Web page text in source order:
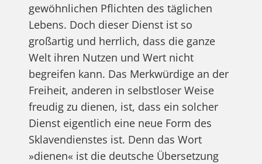
gewöhnlichen Pflichten des täglichen
Lebens. Doch dieser Dienst ist so
großartig und herrlich, dass die ganze
Welt ihren Nutzen und Wert nicht
begreifen kann. Das Merkwürdige an der
Freiheit, anderen in selbstloser Weise
freudig zu dienen, ist, dass ein solcher
Dienst eigentlich eine neue Form des
Sklavendienstes ist. Denn das Wort
»dienen« ist die deutsche Übersetzung